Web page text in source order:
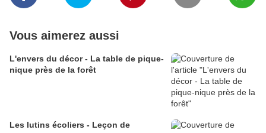
Vous aimerez aussi
L'envers du décor - La table de pique-
nique près de la forêt
Les lutins écoliers - Leçon de